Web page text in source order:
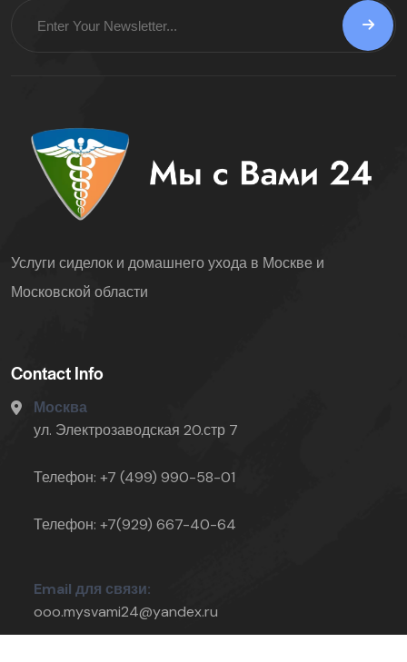
Услуги сиделок и домашнего ухода в Москве и
Московской области
Contact Info
Москва
ул. Электрозаводская 20.стр 7
Телефон: +7 (499) 990-58-01
Телефон: +7(929) 667-40-64
Email для связи:
ooo.mysvami24@yandex.ru